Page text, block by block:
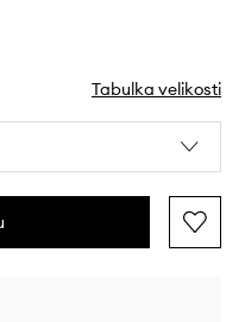
Tabulka velikosti